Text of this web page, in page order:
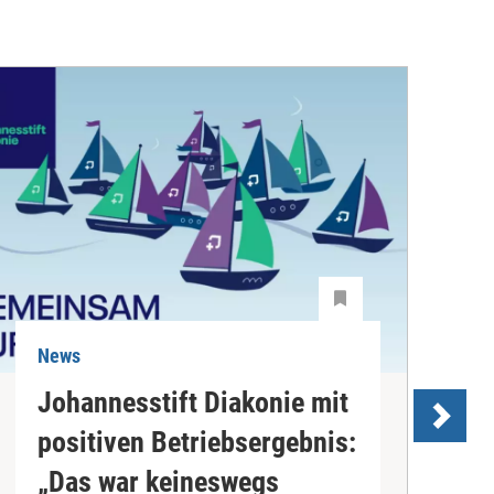
News
Johannesstift Diakonie mit
positiven Betriebsergebnis:
„Das war keineswegs